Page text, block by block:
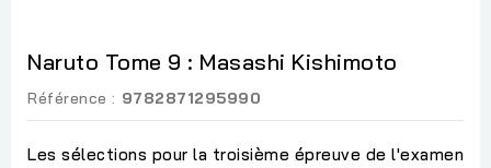
Naruto Tome 9 : Masashi Kishimoto
Référence : 9782871295990
Les sélections pour la troisième épreuve de l'examen